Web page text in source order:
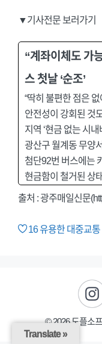
▼기사전문 보러가기
“계좌이체도 가
스 첫날 ‘순조’
“딱히 불편한 점은
안전성이 강회된 것
지역 ‘현금 없는 시
광산구 월계동 무양
첨단92번 버스에는
현금함이 철거된 상
출처 : 광주매일신문
16유용한 대중교
© 2026 도플소
Translate »